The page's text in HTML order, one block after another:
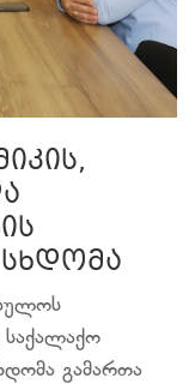
საქალაქო
გამართა